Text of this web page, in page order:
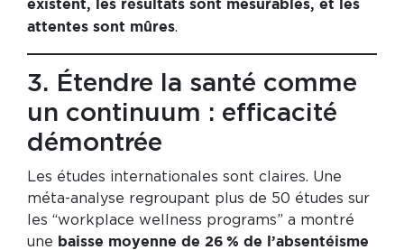
existent, les résultats sont mesurables, et les
attentes sont mûres.
3. Étendre la santé comme
un continuum : efficacité
démontrée
Les études internationales sont claires. Une
méta-analyse regroupant plus de 50 études sur
les “workplace wellness programs” a montré
une baisse moyenne de 26 % de l’absentéisme